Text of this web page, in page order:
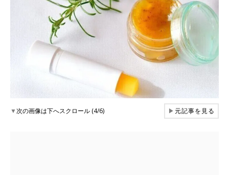
▼次の画像は下へスクロール (4/6) ▶元記事を見る